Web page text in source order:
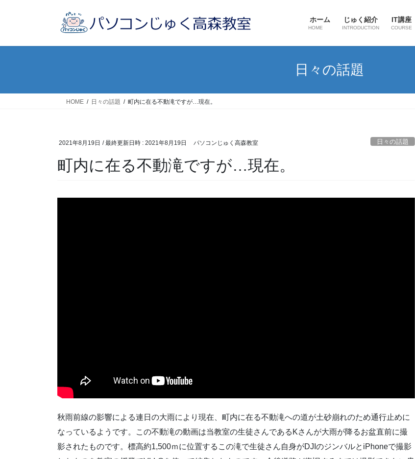
ホーム
HOME
じゅく紹介
INTRODUCTION
IT講座
COURSE
日々の話題
HOME 日々の話題 町内に在る不動滝ですが…現在。
2021年8月19日 / 最終更新日時 : 2021年8月19日 パソコンじゅく高森教室 日々の話題
町内に在る不動滝ですが…現在。
秋雨前線の影響による連日の大雨により現在、町内に在る不動滝への道が土砂崩れのため通行止めに
なっているようです。この不動滝の動画は当教室の生徒さんであるKさんが大雨が降るお盆直前に撮
影されたものです。標高約1,500ｍに位置するこの滝で生徒さん自身がDJIのジンバルとiPhoneで撮影